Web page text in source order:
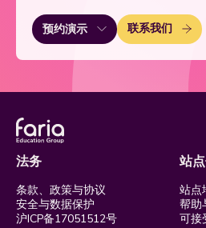
预约演示 联系我们
法务
条款、政策与协议
安全与数据保护
沪ICP备17051512号
站
站点
帮助
可接